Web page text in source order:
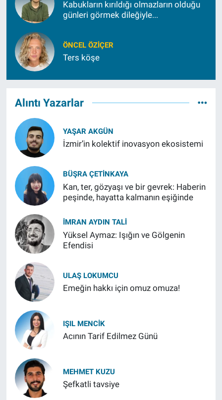
Kabukların kırıldığı olmazların olduğu
günleri görmek dileğiyle...
ÖNCEL ÖZIÇER
Ters köşe
Alıntı Yazarlar
YAŞAR AKGÜN
İzmir’in kolektif inovasyon ekosistemi
BÜŞRA ÇETINKAYA
Kan, ter, gözyaşı ve bir gevrek: Haberin
peşinde, hayatta kalmanın eşiğinde
İMRAN AYDIN TALI
Yüksel Aymaz: Işığın ve Gölgenin
Efendisi
ULAŞ LOKUMCU
Emeğin hakkı için omuz omuza!
IŞIL MENCIK
Acının Tarif Edilmez Günü
MEHMET KUZU
Şefkatli tavsiye